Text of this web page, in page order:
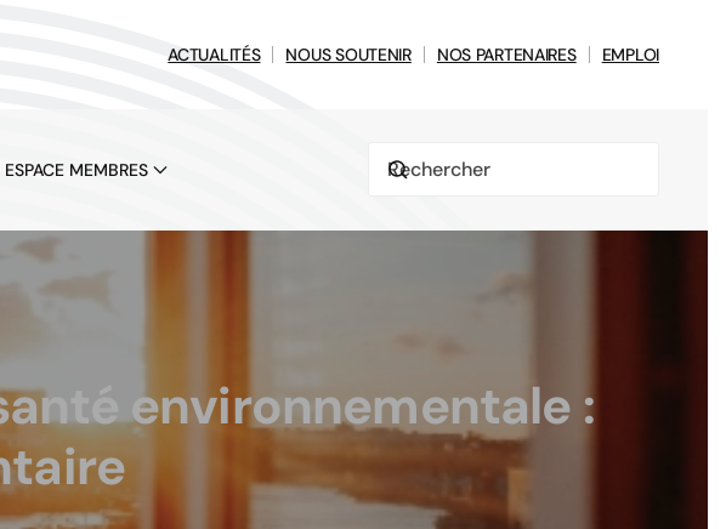
ACTUALITÉS NOUS SOUTENIR NOS PARTENAIRES EMPLOI
ESPACE MEMBRES
environnementale :